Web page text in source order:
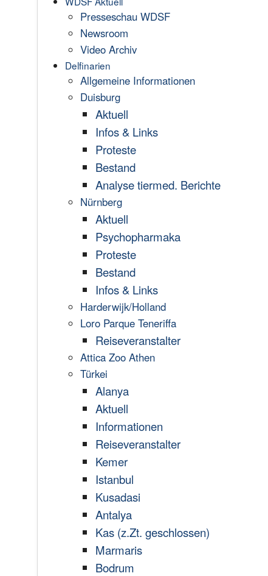
Presseschau WDSF
Newsroom
Video Archiv
Delfinarien
Allgemeine Informationen
Duisburg
Aktuell
Infos & Links
Proteste
Bestand
Analyse tiermed. Berichte
Nürnberg
Aktuell
Psychopharmaka
Proteste
Bestand
Infos & Links
Harderwijk/Holland
Loro Parque Teneriffa
Reiseveranstalter
Attica Zoo Athen
Türkei
Alanya
Aktuell
Informationen
Reiseveranstalter
Kemer
Istanbul
Kusadasi
Antalya
Kas (z.Zt. geschlossen)
Marmaris
Bodrum